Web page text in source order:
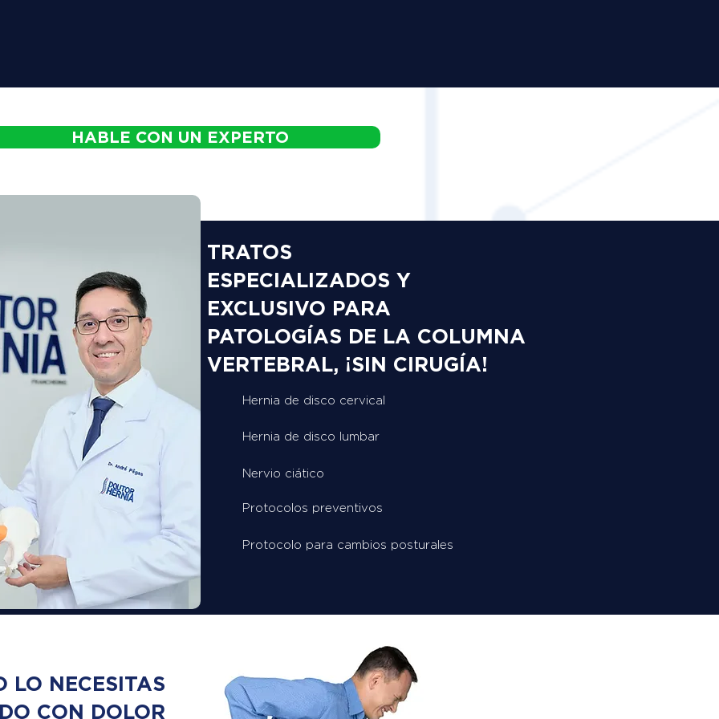
HABLE CON UN EXPERTO
LO NECESITAS
CON DOLOR
TRATOS
ESPECIALIZADOS Y
EXCLUSIVO PARA
PATOLOGÍAS DE LA COLUMNA
VERTEBRAL, ¡SIN CIRUGÍA!
Hernia de disco cervical
Hernia de disco lumbar
Nervio ciático
Protocolos preventivos
Protocolo para cambios posturales